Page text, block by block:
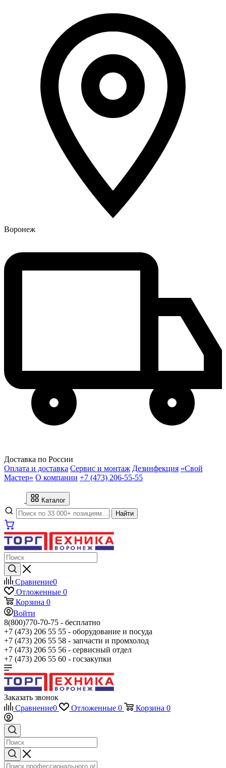
Воронеж
Доставка по России
Оплата и доставка Сервис и монтаж Дезинфекция «Свой
Мастер» О компании +7 (473) 206-55-55
Каталог
Найти
Сравнение0
Отложенные 0
Корзина 0
Войти
8(800)770-70-75 - бесплатно
+7 (473) 206 55 55 - оборудование и посуда
+7 (473) 206 55 58 - запчасти и промхолод
+7 (473) 206 55 56 - сервисный отдел
+7 (473) 206 55 60 - госзакупки
Заказать звонок
Сравнение0 Отложенные 0 Корзина 0